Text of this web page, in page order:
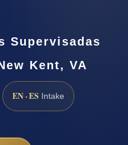
Supervisadas
Kent, VA
EN · ES Intake